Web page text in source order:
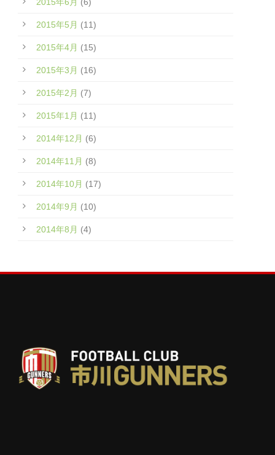
2015年5月 (11)
2015年4月 (15)
2015年3月 (16)
2015年2月 (7)
2015年1月 (11)
2014年12月 (6)
2014年11月 (8)
2014年10月 (17)
2014年9月 (10)
2014年8月 (4)